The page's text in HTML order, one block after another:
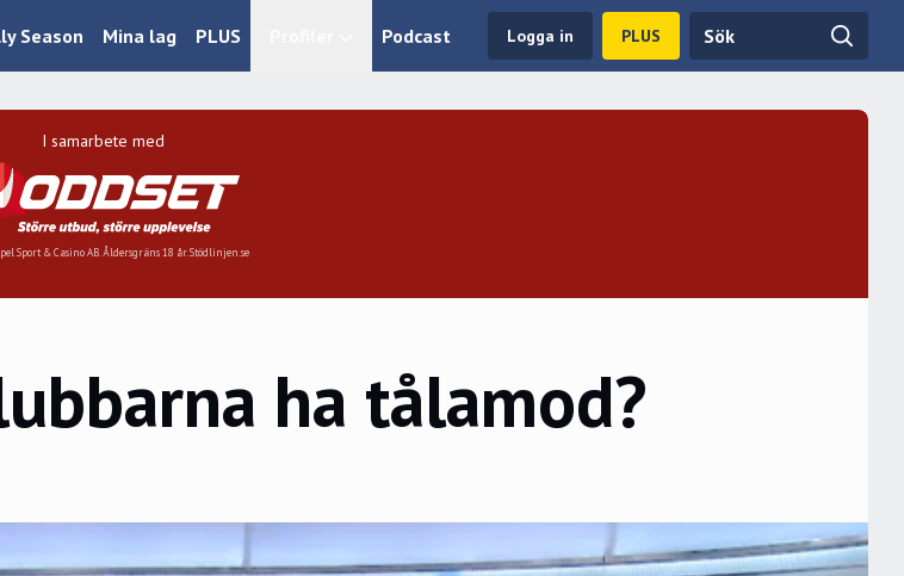
Season Mina lag PLUS Podcast Logga in PLUS
I samarbete med
Sport & Casino AB. Åldersgräns 18 år. Stödlinjen.se
ha tålamod?